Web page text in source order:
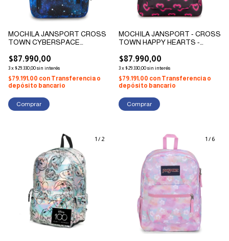
MOCHILA JANSPORT CROSS
TOWN CYBERSPACE
$87.990,00
3x$29.330,00sin interés
$79.191,00 con Transferencia o
depósito bancario
MOCHILA JANSPORT - CROSS
TOWN HAPPY HEARTS -
$87.990,00
3x$29.330,00sin interés
$79.191,00 con Transferencia o
depósito bancario
1 / 2 1 / 6